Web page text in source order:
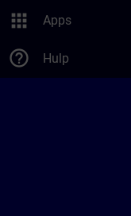
apps Apps
help_outline Hulp